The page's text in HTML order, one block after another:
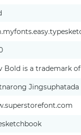
Bold is a trademark
Jingsuphatada